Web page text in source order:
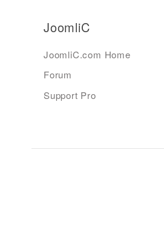
JoomliC
JoomliC.com Home
Forum
Support Pro